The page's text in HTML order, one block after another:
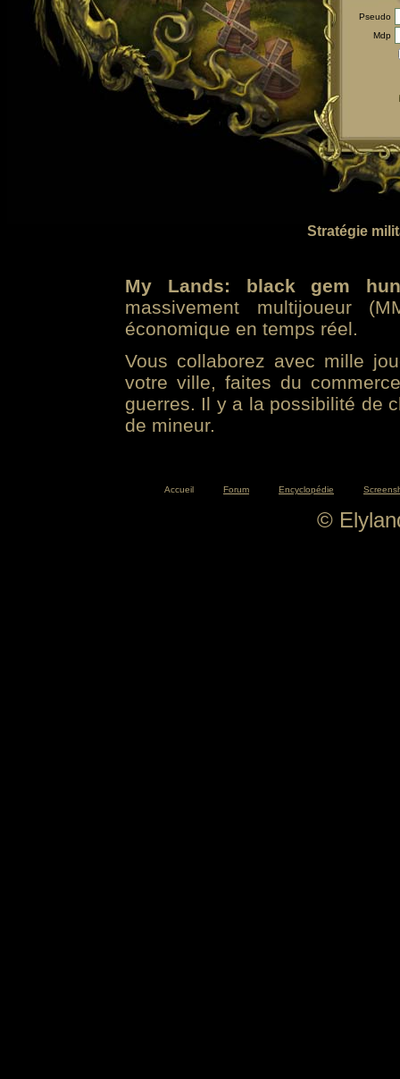
Pseudo
Mdp
Stratégie
My Lands: black gem
massivement multijoueur
économique en temps réel.
Vous collaborez avec mille
votre ville, faites du
guerres. Il y a la possibilité de
de mineur.
Accueil Forum Encyclopédie
©